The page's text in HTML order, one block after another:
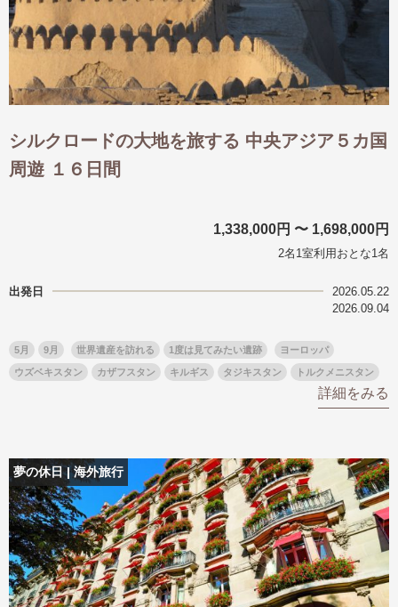
シルクロードの大地を旅する 中央アジア５カ国
周遊 １６日間
1,338,000円 〜 1,698,000円
2名1室利用おとな1名
出発日
2026.05.22
2026.09.04
5月 9月 世界遺産を訪れる 1度は見てみたい遺跡 ヨーロッパ
ウズベキスタン カザフスタン キルギス タジキスタン トルクメニスタン
詳細をみる
夢の休日 | 海外旅行